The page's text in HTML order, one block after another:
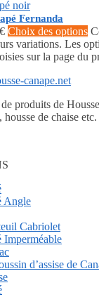
Fernanda
€ Choix des options
variations. Les
sur la page du
produits de
housse de chaise etc.
Angle
Cabriolet
Imperméable
d’assise de